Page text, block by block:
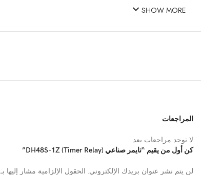
SHOW MORE
المراجعات
لا توجد مراجعات بعد.
كن أول من يقيم “تايمر صناعي (Timer Relay) DH48S-1Z”
لن يتم نشر عنوان بريدك الإلكتروني. الحقول الإلزامية مشار إليها بـ